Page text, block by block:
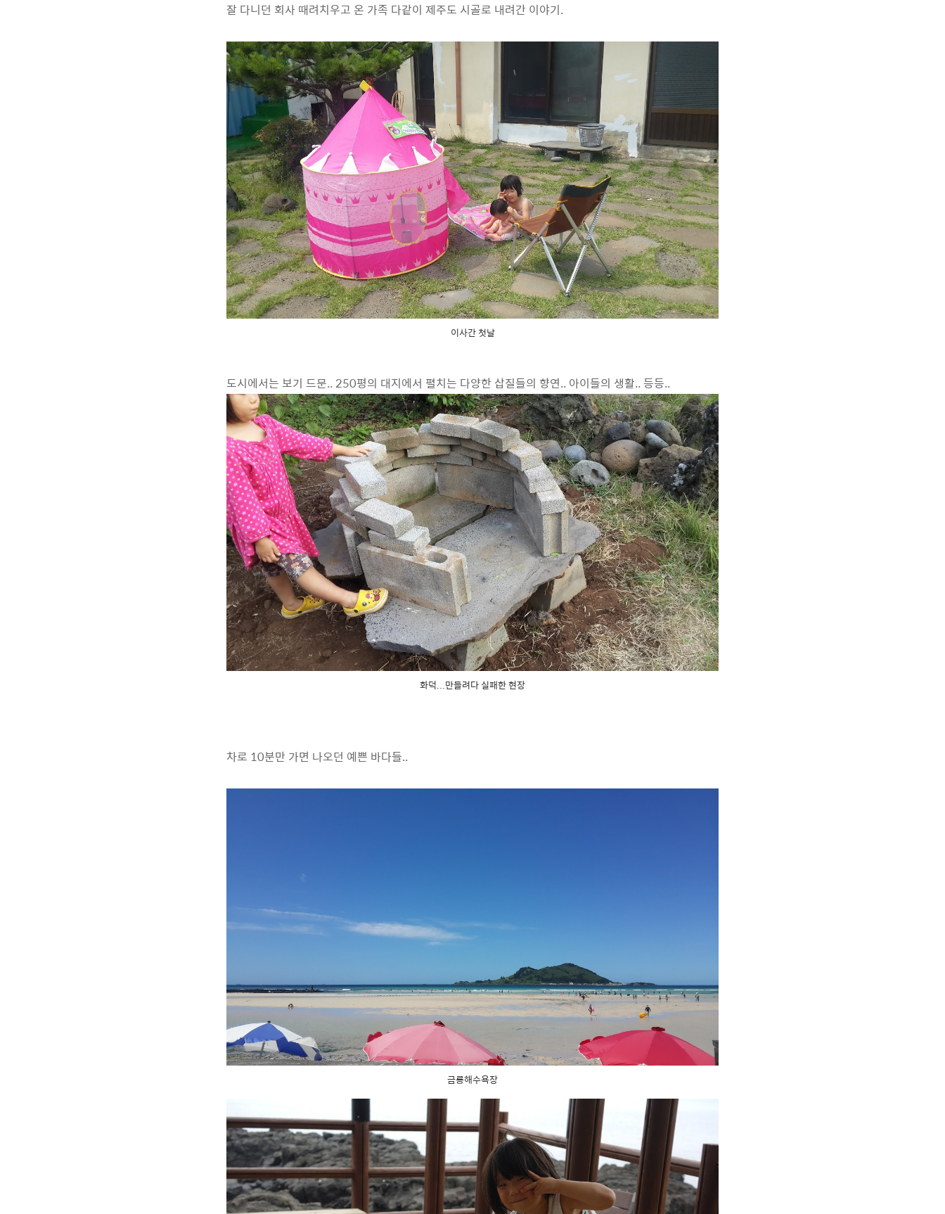
잘 다니던 회사 때려치우고 온 가족 다같이 제주도 시골로 내려간 이야기.
이사간 첫날
도시에서는 보기 드문.. 250평의 대지에서 펼치는 다양한 삽질들의 향연.. 아이들의 생활.. 등등..
화덕...만들려다 실패한 현장
차로 10분만 가면 나오던 예쁜 바다들..
금릉해수욕장